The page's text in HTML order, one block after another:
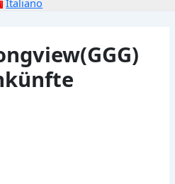
Italiano